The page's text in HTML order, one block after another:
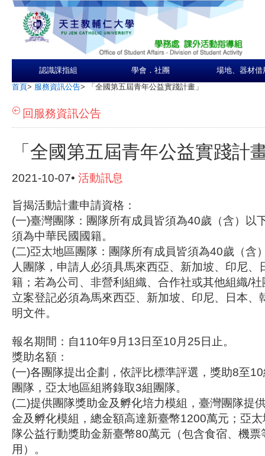
認識課指組 學會．社團 場地、器材借
首頁> 服務資訊公告> 「全國第五屆青年公益實踐計畫」
回服務資訊公告
「全國第五屆青年公益實踐計
2021-10-07• 活動訊息
旨揭活動計畫申請資格：
(一)臺灣團隊：團隊所有成員皆須為40歲（含）以
須為中華民國國籍。
(二)亞太地區團隊：團隊所有成員皆須為40歲（含
人團隊，申請人必須具馬來西亞、新加坡、印尼、
籍；若為公司、非營利組織、合作社或其他組織/
立案登記必須為馬來西亞、新加坡、印尼、日本、
明文件。
報名期間：自110年9月13日至10月25日止。
獎助名額：
(一)各團隊提出企劃，依評比標準評選，獎助8至
團隊，亞太地區組將錄取3組團隊。
(二)提供團隊獎助金及孵化培力模組，臺灣團隊提
金及孵化模組，總金額高達新臺幣1200萬元；亞
隊公益行動獎助金新臺幣80萬元（包含食宿、機
用）。